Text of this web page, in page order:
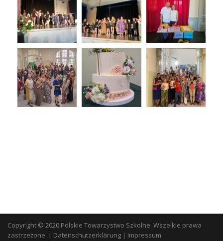
Copyright © 2020 Polskie Towarzystwo Szkolne. Wszelkie prawa
zastrzeżone. | Datenschutzerklärung | Impressum